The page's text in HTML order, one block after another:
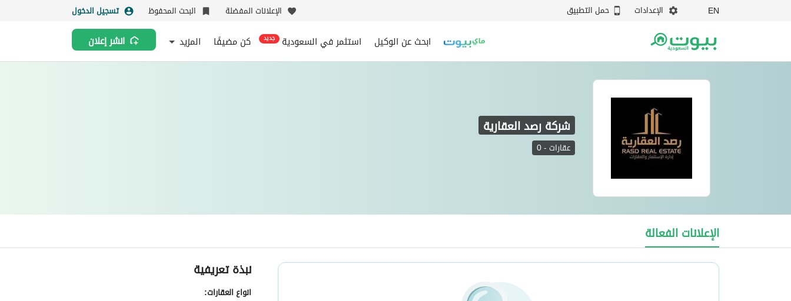
EN الإعدادات حمل التطبيق الإعلانات المفضلة البحث المحفوظ تسجيل الدخول
ابحث عن الوكيل استثمر في السعودية جديد كن مضيفًا المزيد انشر إعلان
شركة رصد العقارية
عقارات-
0
الإعلانات الفعالة
شركة رصد العقارية
نبذة تعريفية
انواع العقارات: